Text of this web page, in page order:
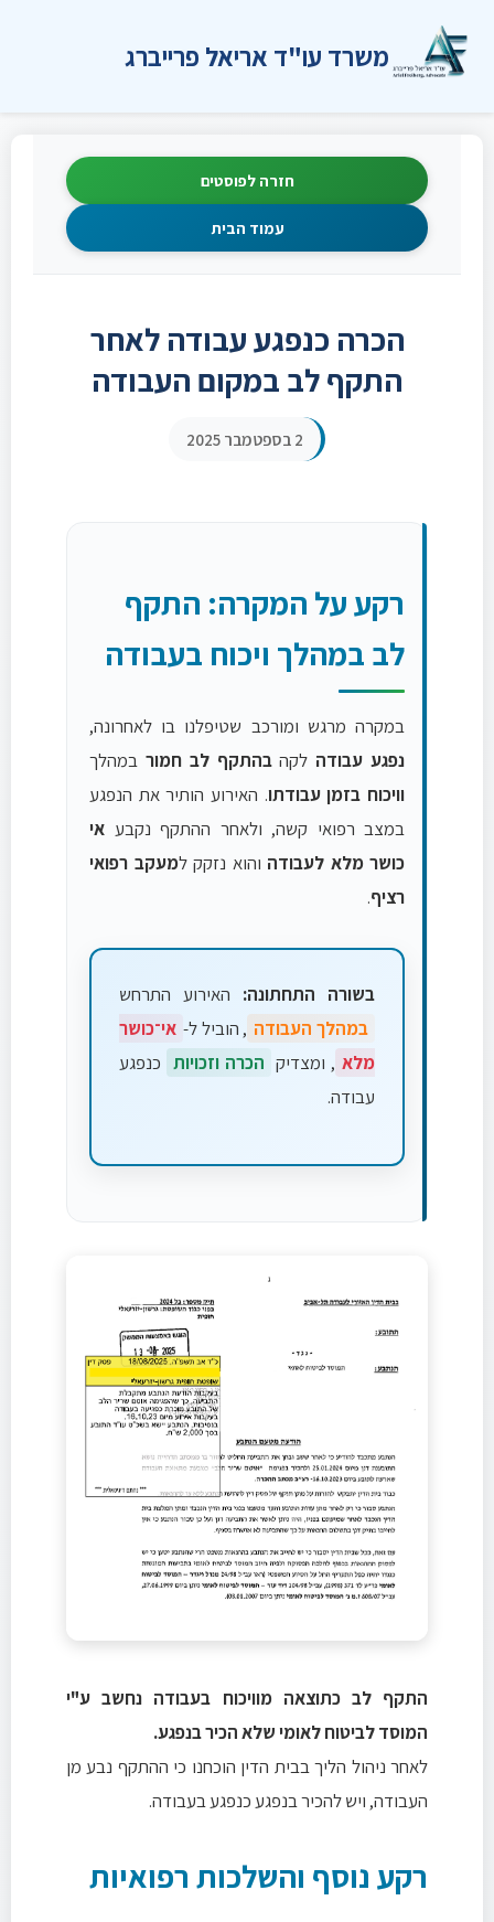
משרד עו"ד אריאל פרייברג
חזרה לפוסטים
עמוד הבית
הכרה כנפגע עבודה לאחר
התקף לב במקום העבודה
2 בספטמבר 2025
רקע על המקרה: התקף
לב במהלך ויכוח בעבודה
במקרה מרגש ומורכב שטיפלנו בו לאחרונה,
נפגע עבודה לקהבהתקף לב חמור במהלך
וויכוח בזמן עבודתו. האירוע הותיר את הנפגע
במצב רפואי קשה, ולאחר ההתקף נקבע אי
כושר מלא לעבודה והוא נזקק למעקב רפואי
רציף.
בשורה התחתונה: האירוע התרחש
במהלך העבודה , הוביל ל- אי־כושר
מלא , ומצדיק הכרה וזכויות כנפגע
עבודה.
התקף לב כתוצאה מוויכוח בעבודה נחשב ע"י
המוסד לביטוח לאומי שלא הכיר בנפגע.
לאחר ניהול הליך בבית הדין הוכחנו כי ההתקף נבע מן
העבודה, ויש להכיר בנפגע כנפגע בעבודה.
רקע נוסף והשלכות רפואיות